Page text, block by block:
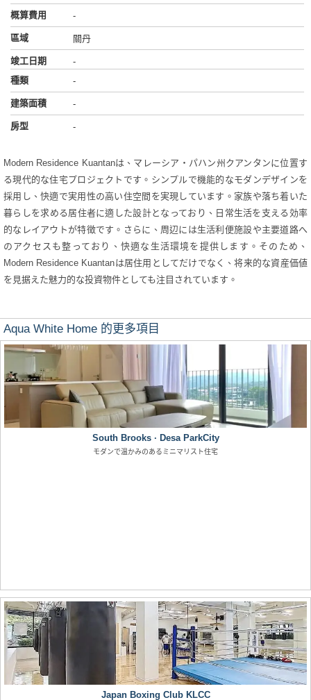
概算費用 -
區域 關丹
竣工日期
-
種類
-
建築面積 -
房型 -
Modern Residence Kuantanは、マレーシア・パハン州クアンタンに位置す
る現代的な住宅プロジェクトです。シンプルで機能的なモダンデザインを
採用し、快適で実用性の高い住空間を実現しています。家族や落ち着いた
暮らしを求める居住者に適した設計となっており、日常生活を支える効率
的なレイアウトが特徴です。さらに、周辺には生活利便施設や主要道路へ
のアクセスも整っており、快適な生活環境を提供します。そのため、
Modern Residence Kuantanは居住用としてだけでなく、将来的な資産価値
を見据えた魅力的な投資物件としても注目されています。
Aqua White Home 的更多項目
South Brooks · Desa ParkCity
モダンで温かみのあるミニマリスト住宅
Japan Boxing Club KLCC